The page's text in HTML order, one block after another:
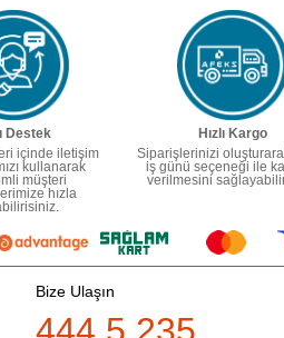
Destek
içinde iletişim
kullanarak
müşteri
hızla
Hızlı Kargo
Siparişlerinizi
iş günü seçeneği ile
verilmesini
Bize Ulaşın